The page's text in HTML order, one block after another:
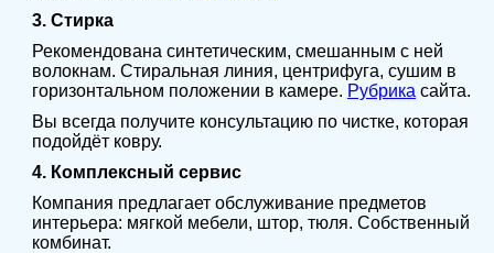
3. Стирка
Рекомендована синтетическим, смешанным с ней
волокнам. Стиральная линия, центрифуга, сушим в
горизонтальном положении в камере. Рубрика сайта.
Вы всегда получите консультацию по чистке, которая
подойдёт ковру.
4. Комплексный сервис
Компания предлагает обслуживание предметов
интерьера: мягкой мебели, штор, тюля. Собственный
комбинат.